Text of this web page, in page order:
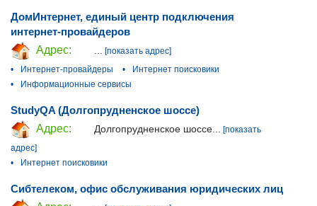
ДомИнтернет, единый центр подключения
интернет-провайдеров
Адрес:
... [показать адрес]
•
Интернет-провайдеры •
Интернет поисковики
•
Информационные сервисы
StudyQA (Долгопрудненское шоссе)
Адрес:
Долгопрудненское шоссе...
[показать
адрес]
•
Интернет поисковики
Сибтелеком, офис обслуживания юридических лиц